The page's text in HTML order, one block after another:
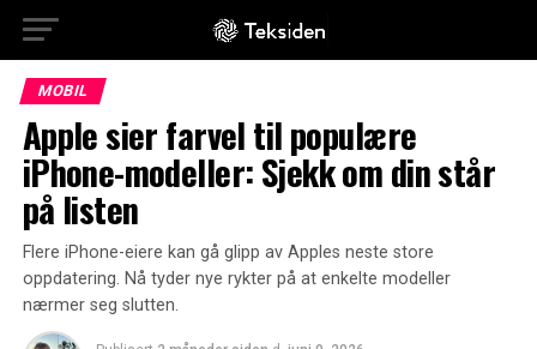
MOBIL
Apple sier farvel til populære
iPhone-modeller: Sjekk om din står
på listen
Flere iPhone-eiere kan gå glipp av Apples neste store
oppdatering. Nå tyder nye rykter på at enkelte modeller
nærmer seg slutten.